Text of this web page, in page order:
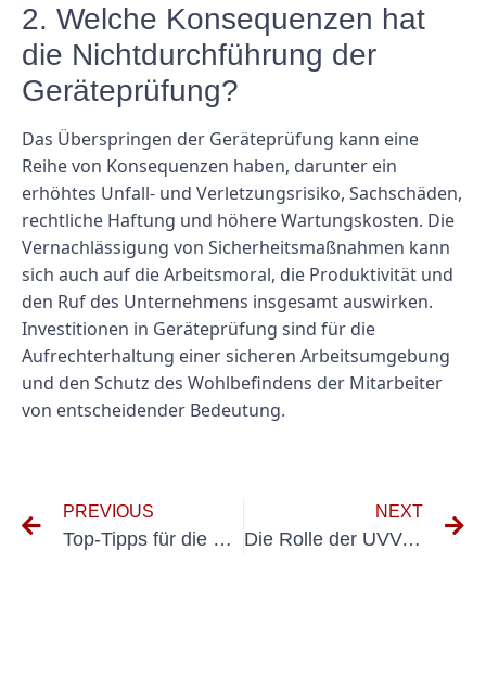
2. Welche Konsequenzen hat
die Nichtdurchführung der
Geräteprüfung?
Das Überspringen der Geräteprüfung kann eine
Reihe von Konsequenzen haben, darunter ein
erhöhtes Unfall- und Verletzungsrisiko, Sachschäden,
rechtliche Haftung und höhere Wartungskosten. Die
Vernachlässigung von Sicherheitsmaßnahmen kann
sich auch auf die Arbeitsmoral, die Produktivität und
den Ruf des Unternehmens insgesamt auswirken.
Investitionen in Geräteprüfung sind für die
Aufrechterhaltung einer sicheren Arbeitsumgebung
und den Schutz des Wohlbefindens der Mitarbeiter
von entscheidender Bedeutung.
PREVIOUS
Top-Tipps für die Durchführung effektiver elektrischer Sicherheitsaudits
NEXT
Die Rolle der UVV-Prüfung bei der Unfallverhütung mit Wagenhebern